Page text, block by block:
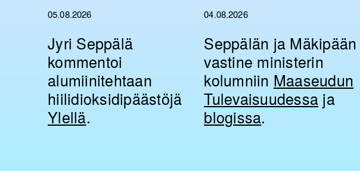
05.08.2026
Jyri Seppälä
kommentoi
alumiinitehtaan
hiilidioksidipäästöjä
Ylellä.
04.08.2026
Seppälän ja Mäkipään
vastine ministerin
kolumniin Maaseudun
Tulevaisuudessa ja
blogissa.